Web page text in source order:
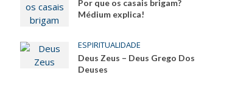
Por que os casais brigam?
Médium explica!
ESPIRITUALIDADE
Deus Zeus – Deus Grego Dos
Deuses